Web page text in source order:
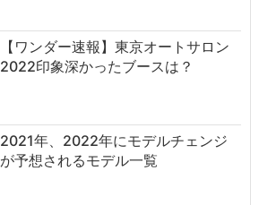
【ワンダー速報】東京オートサロン
2022印象深かったブースは？
2021年、2022年にモデルチェンジ
が予想されるモデル一覧